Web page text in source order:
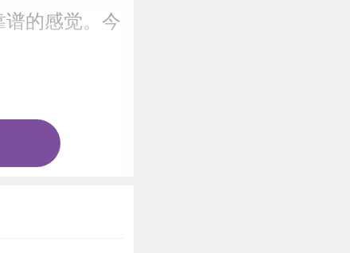
的感觉。今
玛瑙制成手
头脑过于简